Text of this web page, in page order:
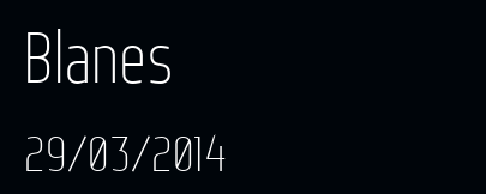
Blanes
29/03/2014